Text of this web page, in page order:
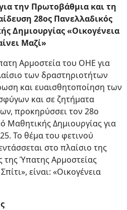
την Πρωτοβάθμια και τη
28ος Πανελλαδικός
Δημιουργίας «Οικογένεια
Μαζί»
Αρμοστεία του ΟΗΕ για
των δραστηριοτήτων
και ευαισθητοποίηση των
και σε ζητήματα
προκηρύσσει τον 28ο
Μαθητικής Δημιουργίας για
Το θέμα του φετινού
στο πλαίσιο της
της Ύπατης Αρμοστείας
είναι: «Οικογένεια